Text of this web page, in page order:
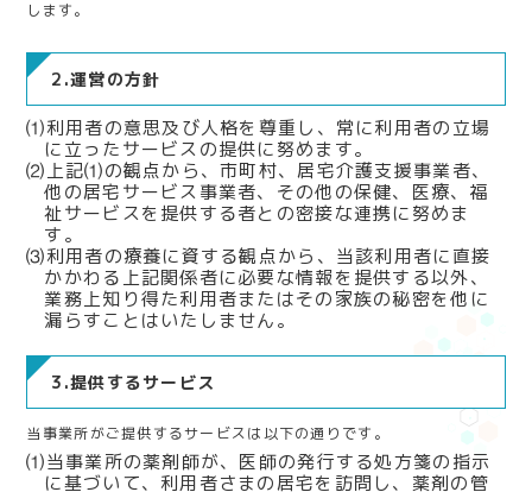
します。
2.運営の方針
⑴利用者の意思及び人格を尊重し、常に利用者の立場
に立ったサービスの提供に努めます。
⑵上記⑴の観点から、市町村、居宅介護支援事業者、
他の居宅サービス事業者、その他の保健、医療、福
祉サービスを提供する者との密接な連携に努めま
す。
⑶利用者の療養に資する観点から、当該利用者に直接
かかわる上記関係者に必要な情報を提供する以外、
業務上知り得た利用者またはその家族の秘密を他に
漏らすことはいたしません。
3.提供するサービス
当事業所がご提供するサービスは以下の通りです。
⑴当事業所の薬剤師が、医師の発行する処方箋の指示
に基づいて、利用者さまの居宅を訪問し、薬剤の管